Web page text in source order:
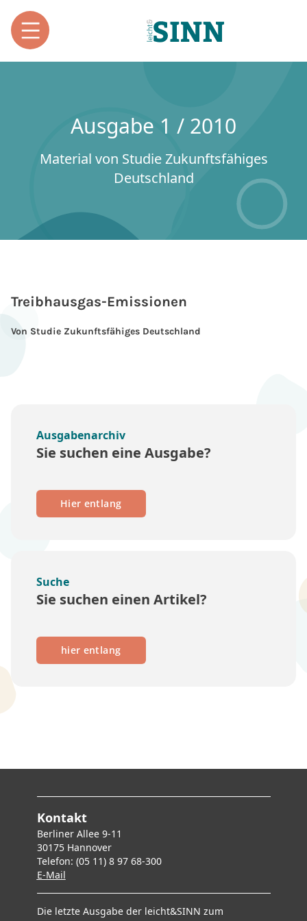
Ausgabe 1 / 2010
Material von Studie Zukunftsfähiges
Deutschland
Treibhausgas-Emissionen
Von Studie Zukunftsfähiges Deutschland
Ausgabenarchiv
Sie suchen eine Ausgabe?
Hier entlang
Suche
Sie suchen einen Artikel?
hier entlang
Kontakt
Berliner Allee 9-11
30175 Hannover
Telefon: (05 11) 8 97 68-300
E-Mail
Die letzte Ausgabe der leicht&SINN zum